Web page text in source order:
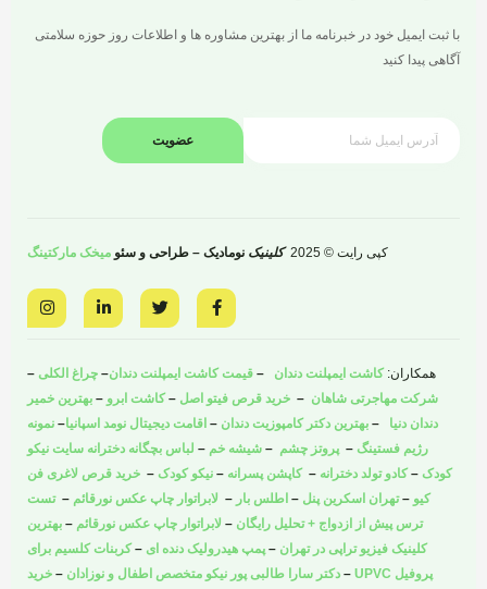
با ثبت ایمیل خود در خبرنامه ما از بهترین مشاوره ها و اطلاعات روز حوزه سلامتی
آگاهی پیدا کنید
عضویت
کپی رایت © 2025 کلینیک نومادیک – طراحی و سئو میخک مارکتینگ
F
a
c
o
o
k
-
w
i
e
r
L
i
n
d
-
n
I
n
s
g
r
a
m
همکاران: کاشت ایمپلنت دندان – قیمت کاشت ایمپلنت دندان– چراغ الکلی –
شرکت مهاجرتی شاهان – خرید قرص فیتو اصل –کاشت ابرو – بهترین خمیر
دندان دنیا – بهترین دکتر کامپوزیت دندان – اقامت دیجیتال نومد اسپانیا– نمونه
رژیم فستینگ – پروتز چشم – شیشه خم – لباس بچگانه دخترانه سایت نیکو
کودک –کادو تولد دخترانه –کاپشن پسرانه – نیکو کودک – خرید قرص لاغری فن
کیو –تهران اسکرین پنل – اطلس بار – لابراتوار چاپ عکس نورقائم –تست
ترس پیش از ازدواج + تحلیل رایگان – لابراتوار چاپ عکس نورقائم – بهترین
کلینیک فیزیو تراپی در تهران – پمپ هیدرولیک دنده ای –کربنات کلسیم برای
پروفیل UPVC
– دکتر سارا طالبی پور نیکو متخصص اطفال و نوزادان – خرید